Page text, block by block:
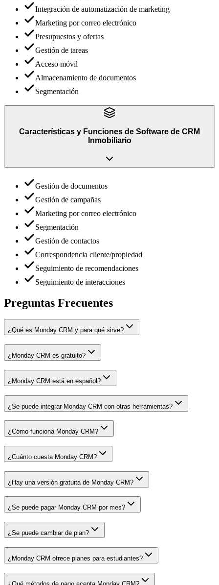
Integración de automatización de marketing
Marketing por correo electrónico
Presupuestos y ofertas
Gestión de tareas
Acceso móvil
Almacenamiento de documentos
Segmentación
Características y Funciones de Software de CRM
Inmobiliario
Gestión de documentos
Gestión de campañas
Marketing por correo electrónico
Segmentación
Gestión de contactos
Correspondencia cliente/propiedad
Seguimiento de recomendaciones
Seguimiento de interacciones
Preguntas Frecuentes
¿Qué es Monday CRM y para qué sirve?
¿Monday CRM es gratuito?
¿Monday CRM está en español?
¿Se puede integrar Monday CRM con otras herramientas?
¿Cómo funciona Monday CRM?
¿Cuánto cuesta Monday CRM?
¿Hay una versión gratuita de Monday CRM?
¿Se puede pagar Monday CRM por mes?
¿Se puede cambiar de plan?
¿Monday CRM ofrece planes para estudiantes?